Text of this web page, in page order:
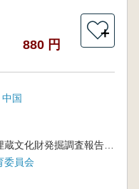
880 円
＋
中国
津山市埋蔵文化財発掘調査報告書第58集
委員会